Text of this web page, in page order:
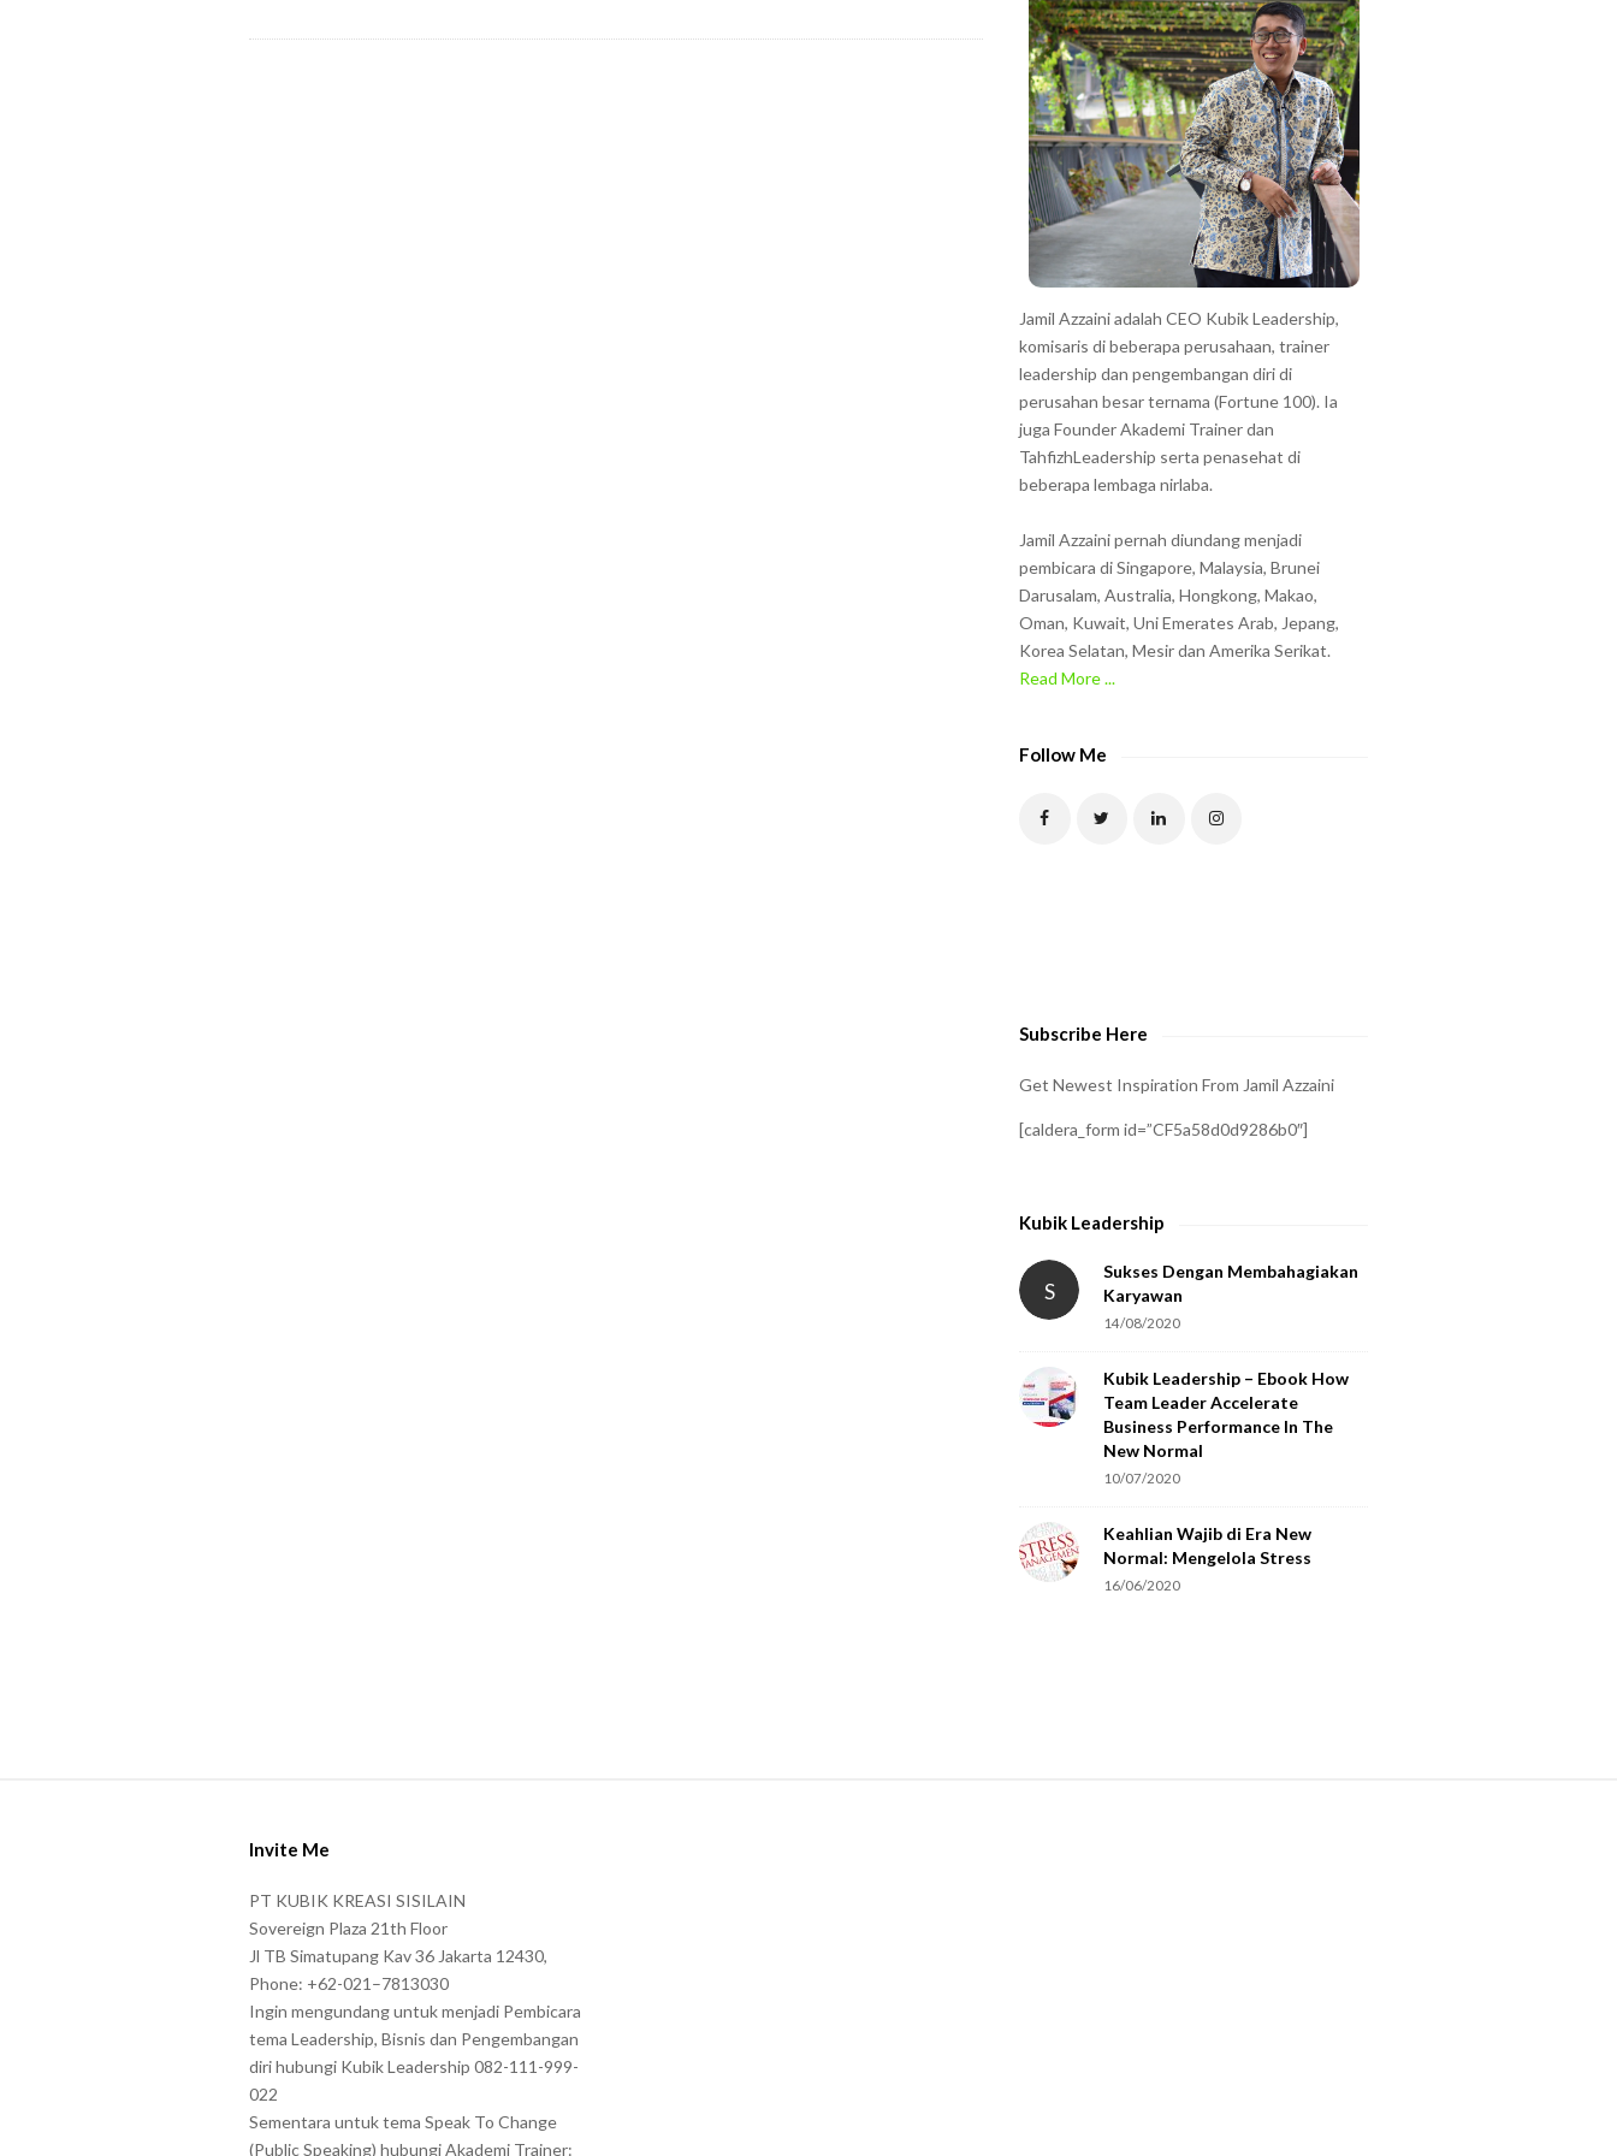
Jamil Azzaini adalah CEO Kubik Leadership,
komisaris di beberapa perusahaan, trainer
leadership dan pengembangan diri di
perusahan besar ternama (Fortune 100). Ia
juga Founder Akademi Trainer dan
TahfizhLeadership serta penasehat di
beberapa lembaga nirlaba.
Jamil Azzaini pernah diundang menjadi
pembicara di Singapore, Malaysia, Brunei
Darusalam, Australia, Hongkong, Makao,
Oman, Kuwait, Uni Emerates Arab, Jepang,
Korea Selatan, Mesir dan Amerika Serikat.
Read More ...
Follow Me
Subscribe Here
Get Newest Inspiration From Jamil Azzaini
[caldera_form id=”CF5a58d0d9286b0″]
Kubik Leadership
S
Sukses Dengan Membahagiakan
Karyawan
14/08/2020
Kubik Leadership – Ebook How
Team Leader Accelerate
Business Performance In The
New Normal
10/07/2020
Keahlian Wajib di Era New
Normal: Mengelola Stress
16/06/2020
Invite Me
PT KUBIK KREASI SISILAIN
Sovereign Plaza 21th Floor
Jl TB Simatupang Kav 36 Jakarta 12430,
Phone: +62-021–7813030
Ingin mengundang untuk menjadi Pembicara
tema Leadership, Bisnis dan Pengembangan
diri hubungi Kubik Leadership 082-111-999-
022
Sementara untuk tema Speak To Change
(Public Speaking) hubungi Akademi Trainer: